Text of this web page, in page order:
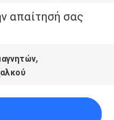
απαίτησή σας
,